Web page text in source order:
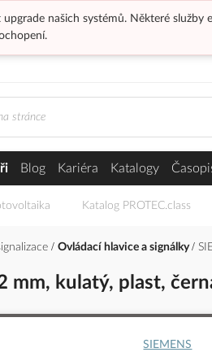
našich systémů. Některé služby
Blog Kariéra Katalogy
Katalog PROTEC.class
Ovládací hlavice a signálky
mm, kulatý, plast,
SIEMENS